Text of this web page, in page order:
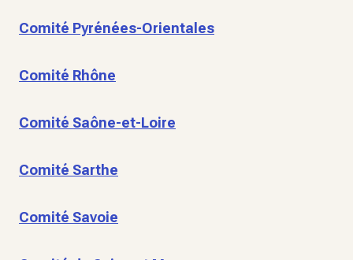
Comité Pyrénées-Orientales
Comité Rhône
Comité Saône-et-Loire
Comité Sarthe
Comité Savoie